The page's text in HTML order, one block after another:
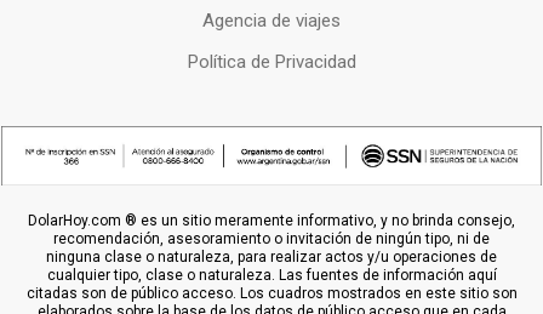
Agencia de viajes
Política de Privacidad
DolarHoy.com ® es un sitio meramente informativo, y no brinda consejo,
recomendación, asesoramiento o invitación de ningún tipo, ni de
ninguna clase o naturaleza, para realizar actos y/u operaciones de
cualquier tipo, clase o naturaleza. Las fuentes de información aquí
citadas son de público acceso. Los cuadros mostrados en este sitio son